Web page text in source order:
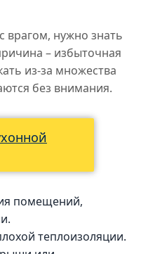
врагом, нужно знать
– избыточная
из-за множества
без внимания.
помещений,
теплоизоляции.